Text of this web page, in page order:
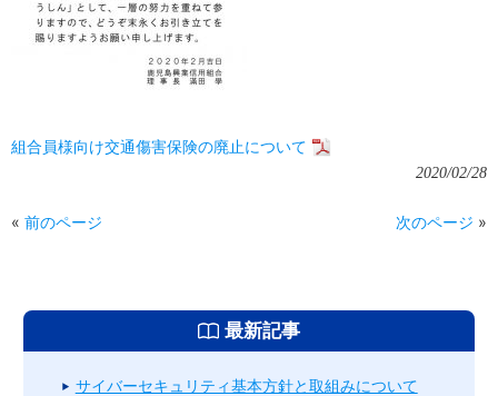
組合員様向け交通傷害保険の廃止について
2020/02/28
« 前のページ 次のページ »
最新記事
サイバーセキュリティ基本方針と取組みについて